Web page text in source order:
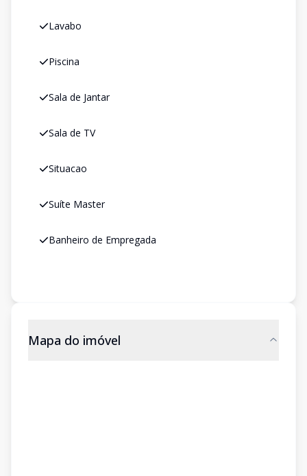
Lavabo
Piscina
Sala de Jantar
Sala de TV
Situacao
Suíte Master
Banheiro de Empregada
Mapa do imóvel